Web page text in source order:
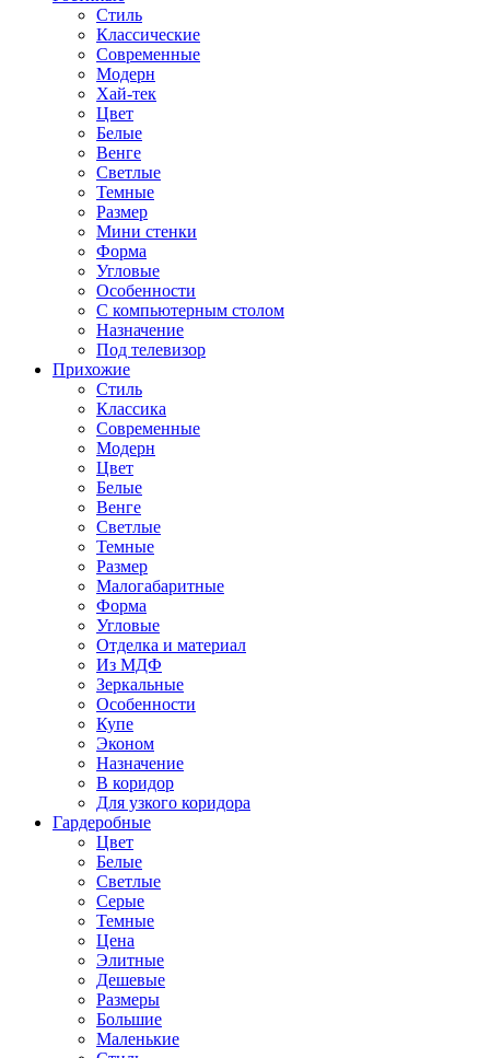
Стиль
Классические
Современные
Модерн
Хай-тек
Цвет
Белые
Венге
Светлые
Темные
Размер
Мини стенки
Форма
Угловые
Особенности
С компьютерным столом
Назначение
Под телевизор
Прихожие
Стиль
Классика
Современные
Модерн
Цвет
Белые
Венге
Светлые
Темные
Размер
Малогабаритные
Форма
Угловые
Отделка и материал
Из МДФ
Зеркальные
Особенности
Купе
Эконом
Назначение
В коридор
Для узкого коридора
Гардеробные
Цвет
Белые
Светлые
Серые
Темные
Цена
Элитные
Дешевые
Размеры
Большие
Маленькие